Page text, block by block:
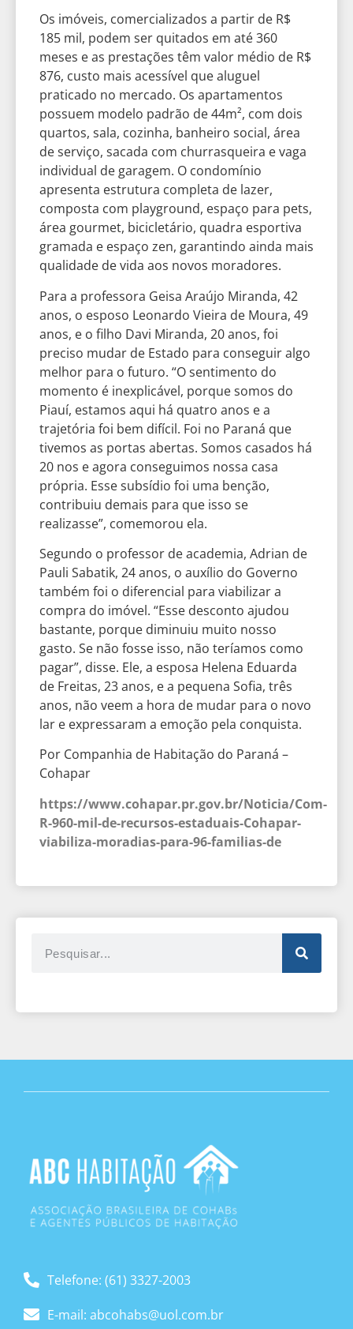
Os imóveis, comercializados a partir de R$
185 mil, podem ser quitados em até 360
meses e as prestações têm valor médio de R$
876, custo mais acessível que aluguel
praticado no mercado. Os apartamentos
possuem modelo padrão de 44m², com dois
quartos, sala, cozinha, banheiro social, área
de serviço, sacada com churrasqueira e vaga
individual de garagem. O condomínio
apresenta estrutura completa de lazer,
composta com playground, espaço para pets,
área gourmet, bicicletário, quadra esportiva
gramada e espaço zen, garantindo ainda mais
qualidade de vida aos novos moradores.
Para a professora Geisa Araújo Miranda, 42
anos, o esposo Leonardo Vieira de Moura, 49
anos, e o filho Davi Miranda, 20 anos, foi
preciso mudar de Estado para conseguir algo
melhor para o futuro. “O sentimento do
momento é inexplicável, porque somos do
Piauí, estamos aqui há quatro anos e a
trajetória foi bem difícil. Foi no Paraná que
tivemos as portas abertas. Somos casados há
20 nos e agora conseguimos nossa casa
própria. Esse subsídio foi uma benção,
contribuiu demais para que isso se
realizasse”, comemorou ela.
Segundo o professor de academia, Adrian de
Pauli Sabatik, 24 anos, o auxílio do Governo
também foi o diferencial para viabilizar a
compra do imóvel. “Esse desconto ajudou
bastante, porque diminuiu muito nosso
gasto. Se não fosse isso, não teríamos como
pagar”, disse. Ele, a esposa Helena Eduarda
de Freitas, 23 anos, e a pequena Sofia, três
anos, não veem a hora de mudar para o novo
lar e expressaram a emoção pela conquista.
Por Companhia de Habitação do Paraná –
Cohapar
https://www.cohapar.pr.gov.br/Noticia/Com-
R-960-mil-de-recursos-estaduais-Cohapar-
viabiliza-moradias-para-96-familias-de
Telefone: (61) 3327-2003
E-mail: abcohabs@uol.com.br